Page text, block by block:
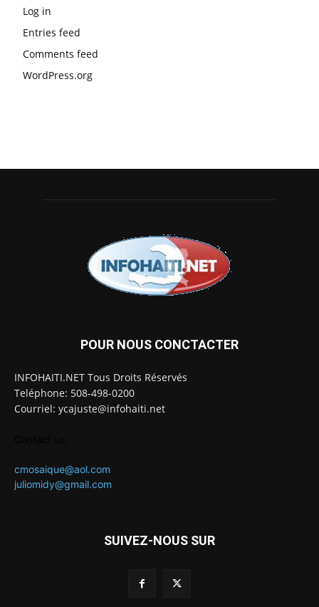
Log in
Entries feed
Comments feed
WordPress.org
POUR NOUS CONCTACTER
INFOHAITI.NET Tous Droits Réservés
Teléphone: 508-498-0200
Courriel: ycajuste@infohaiti.net
cmosaique@aol.com
juliomidy@gmail.com
SUIVEZ-NOUS SUR